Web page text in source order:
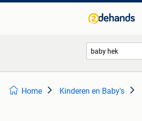
Home Kinderen en Baby's